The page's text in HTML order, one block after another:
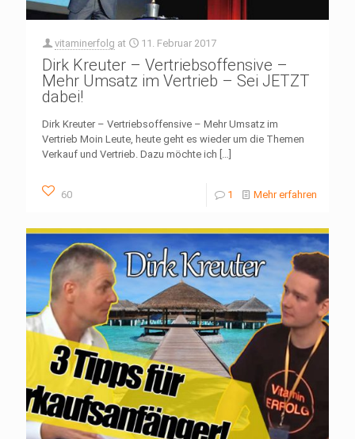
vitaminerfolg at 11. Februar 2017
Dirk Kreuter – Vertriebsoffensive –
Mehr Umsatz im Vertrieb – Sei JETZT
dabei!
Dirk Kreuter – Vertriebsoffensive – Mehr Umsatz im
Vertrieb Moin Leute, heute geht es wieder um die Themen
Verkauf und Vertrieb. Dazu möchte ich […]
60 1 Mehr erfahren